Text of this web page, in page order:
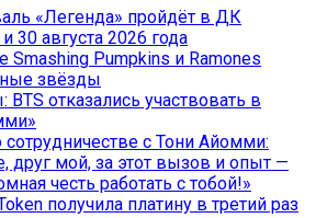
«Легенда» пройдёт в ДК
30 августа 2026 года
Smashing Pumpkins и Ramones
звёзды
отказались участвовать в
с Тони Айомми:
друг мой, за этот вызов и опыт —
честь работать с тобой!»
получила платину в третий раз